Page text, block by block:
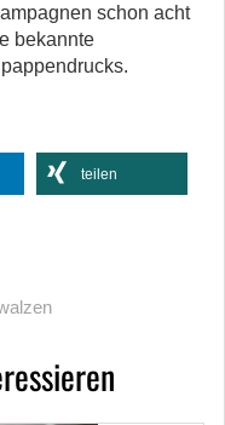
schon acht
bekannte
teilen